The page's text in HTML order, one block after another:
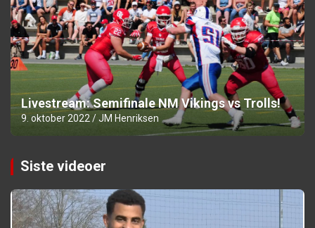
Livestream: Semifinale NM Vikings vs Trolls!
9. oktober 2022 JM Henriksen
Siste videoer